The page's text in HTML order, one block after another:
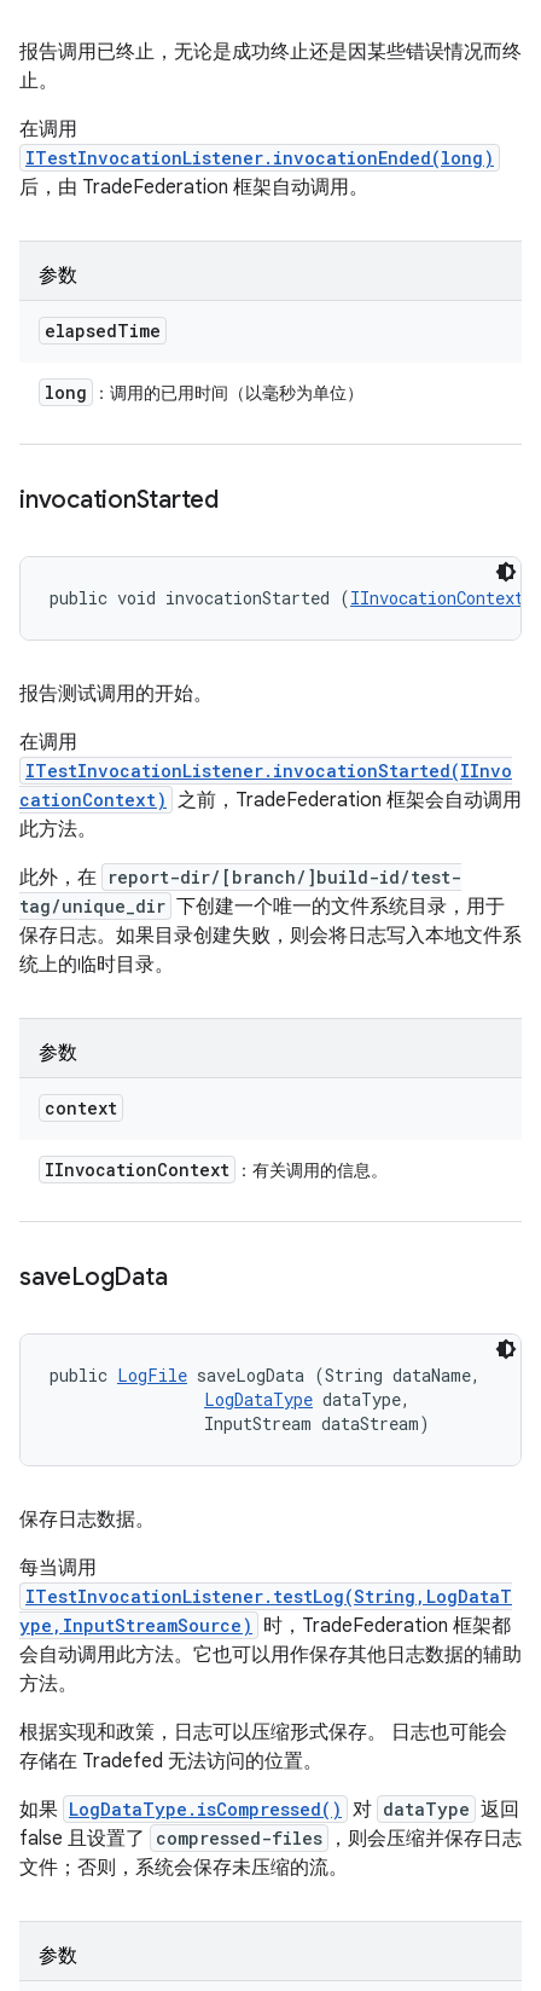
报告调用已终止，无论是成功终止还是因某些错误情况而终
止。
在调用
ITestInvocationListener.invocationEnded(long)
后，由 TradeFederation 框架自动调用。
参数
elapsedTime
long ：调用的已用时间（以毫秒为单位）
invocationStarted
public void invocationStarted (IInvocationContext
报告测试调用的开始。
在调用
ITestInvocationListener.invocationStarted(IInvo
cationContext) 之前，TradeFederation 框架会自动调用
此方法。
此外，在 report-dir/[branch/]build-id/test-
tag/unique_dir 下创建一个唯一的文件系统目录，用于
保存日志。如果目录创建失败，则会将日志写入本地文件系
统上的临时目录。
参数
context
IInvocationContext ：有关调用的信息。
saveLogData
public LogFile saveLogData (String dataName,
LogDataType dataType,
                InputStream dataStream)
保存日志数据。
每当调用
ITestInvocationListener.testLog(String,LogDataT
ype,InputStreamSource)
时，TradeFederation 框架都
会自动调用此方法。它也可以用作保存其他日志数据的辅助
方法。
根据实现和政策，日志可以压缩形式保存。 日志也可能会
存储在 Tradefed 无法访问的位置。
如果 LogDataType.isCompressed() 对 dataType 返回
false 且设置了
compressed-files
，则会压缩并保存日志
文件；否则，系统会保存未压缩的流。
参数